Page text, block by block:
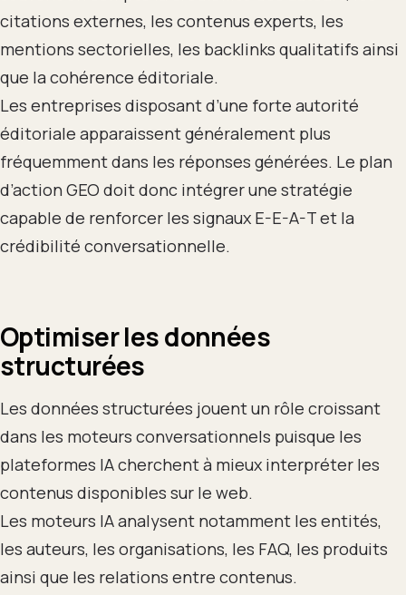
citations externes, les contenus experts, les
mentions sectorielles, les backlinks qualitatifs ainsi
que la cohérence éditoriale.
Les entreprises disposant d’une forte autorité
éditoriale apparaissent généralement plus
fréquemment dans les réponses générées. Le plan
d’action GEO doit donc intégrer une stratégie
capable de renforcer les signaux E-E-A-T et la
crédibilité conversationnelle.
Optimiser les données
structurées
Les données structurées jouent un rôle croissant
dans les moteurs conversationnels puisque les
plateformes IA cherchent à mieux interpréter les
contenus disponibles sur le web.
Les moteurs IA analysent notamment les entités,
les auteurs, les organisations, les FAQ, les produits
ainsi que les relations entre contenus.